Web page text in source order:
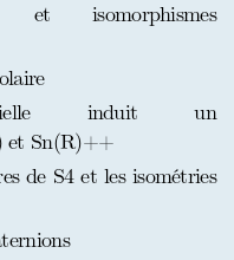
et isomorphismes
induit un
et Sn(R)++
de S4 et les isométries